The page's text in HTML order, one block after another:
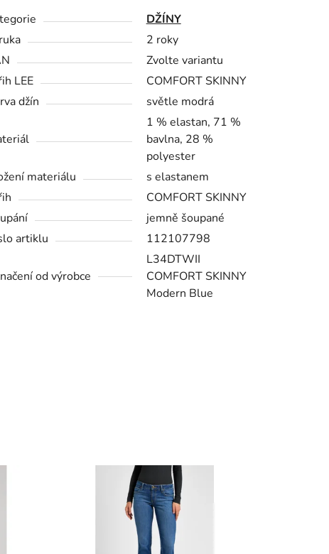
DŽÍNY
2 roky
Zvolte variantu
LEE
COMFORT SKINNY
džín
světle modrá
1 % elastan, 71 %
bavlna, 28 %
polyester
materiálu
s elastanem
COMFORT SKINNY
jemně šoupané
artiklu
112107798
od výrobce
L34DTWII
COMFORT SKINNY
Modern Blue